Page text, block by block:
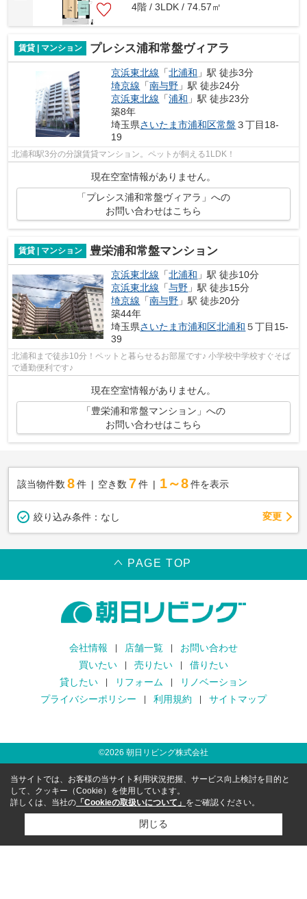
4階 / 3LDK / 74.57㎡
賃貸 | マンション プレシス浦和常盤ヴィアラ
京浜東北線 「北浦和 」駅 徒歩3分
埼京線 「南与野 」駅 徒歩24分
京浜東北線 「浦和 」駅 徒歩23分
築8年
埼玉県さいたま市浦和区常盤 ３丁目18-
19
北浦和駅3分の分譲賃貸マンション。ペットが飼える1LDK！
現在空室情報がありません。
「プレシス浦和常盤ヴィアラ」への
お問い合わせはこちら
賃貸 | マンション 豊栄浦和常盤マンション
京浜東北線 「北浦和 」駅 徒歩10分
京浜東北線 「与野 」駅 徒歩15分
埼京線 「南与野 」駅 徒歩20分
築44年
埼玉県さいたま市浦和区北浦和 ５丁目15-
39
北浦和まで徒歩10分！ペットと暮らせるお部屋です♪ 小学校中学校すぐそば
で通勤便利です♪
現在空室情報がありません。
「豊栄浦和常盤マンション」への
お問い合わせはこちら
該当物件数 8件 空き数 7 件 1～8 件を表示
絞り込み条件： なし 変更
PAGE TOP
会社情報 店舗一覧
お問い合わせ
買いたい
売りたい
借りたい
貸したい
リフォーム
リノベーション
プライバシーポリシー
利用規約 サイトマップ
©2026 朝日リビング株式会社
当サイトでは、お客様の当サイト利用状況把握、サービス向上検討を目的と
して、クッキー（Cookie）を使用しています。
詳しくは、当社の 「Cookieの取扱いについて」 をご確認ください。
閉じる